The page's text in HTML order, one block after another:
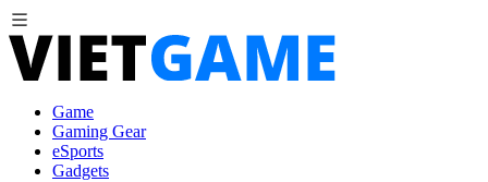
Game
Gaming Gear
eSports
Gadgets